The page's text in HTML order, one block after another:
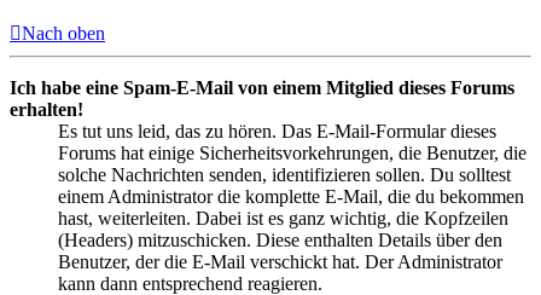
Nach oben
Ich habe eine Spam-E-Mail von einem Mitglied dieses Forums
erhalten!
Es tut uns leid, das zu hören. Das E-Mail-Formular dieses
Forums hat einige Sicherheitsvorkehrungen, die Benutzer, die
solche Nachrichten senden, identifizieren sollen. Du solltest
einem Administrator die komplette E-Mail, die du bekommen
hast, weiterleiten. Dabei ist es ganz wichtig, die Kopfzeilen
(Headers) mitzuschicken. Diese enthalten Details über den
Benutzer, der die E-Mail verschickt hat. Der Administrator
kann dann entsprechend reagieren.